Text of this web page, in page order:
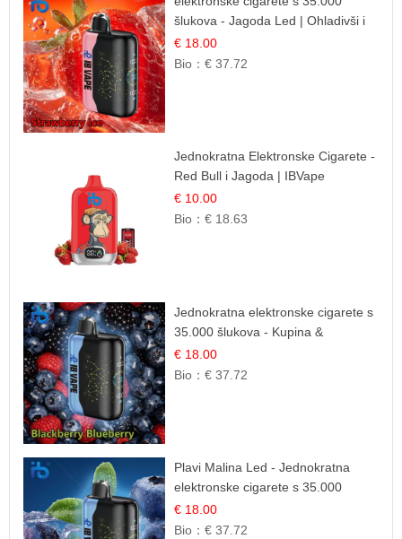
šlukova - Jagoda Led | Ohladivši i
Osježavajući Okus
€ 18.00
Bio：€ 37.72
Jednokratna Elektronske Cigarete -
Red Bull i Jagoda | IBVape
€ 10.00
Bio：€ 18.63
Jednokratna elektronske cigarete s
35.000 šlukova - Kupina &
Borovnica | Intenzivna Mješavina
Šumskog Voća
€ 18.00
Bio：€ 37.72
Plavi Malina Led - Jednokratna
elektronske cigarete s 35.000
šlukova | IBVape
€ 18.00
Bio：€ 37.72